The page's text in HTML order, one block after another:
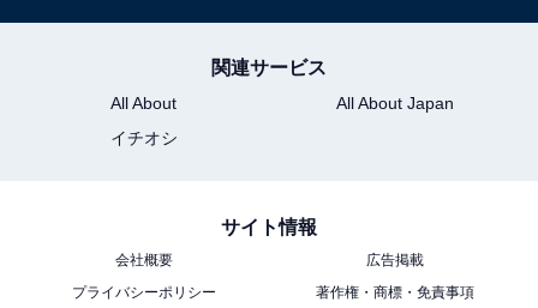
関連サービス
All About
All About Japan
イチオシ
サイト情報
会社概要
広告掲載
プライバシーポリシー
著作権・商標・免責事項